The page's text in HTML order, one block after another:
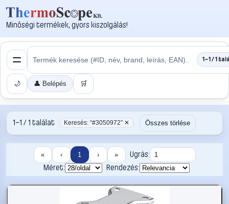
Minőségi termékek, gyors kiszolgálás!
1–1 / 1
🌙 👤 Belépés 🛒
1–1 / 1 találat Keresés: “#3050972” ✕ Összes törlése
« ‹ 1 › »
Ugrás:
Méret:
Rendezés: